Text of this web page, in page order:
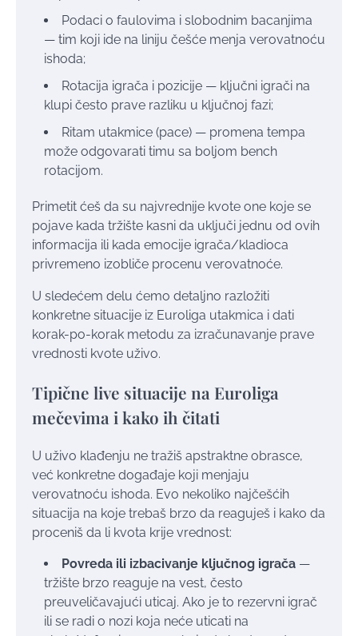
Podaci o faulovima i slobodnim bacanjima
— tim koji ide na liniju češće menja verovatnoću
ishoda;
Rotacija igrača i pozicije — ključni igrači na
klupi često prave razliku u ključnoj fazi;
Ritam utakmice (pace) — promena tempa
može odgovarati timu sa boljom bench
rotacijom.
Primetit ćeš da su najvrednije kvote one koje se
pojave kada tržište kasni da uključi jednu od ovih
informacija ili kada emocije igrača/kladioca
privremeno izobliče procenu verovatnoće.
U sledećem delu ćemo detaljno razložiti
konkretne situacije iz Euroliga utakmica i dati
korak-po-korak metodu za izračunavanje prave
vrednosti kvote uživo.
Tipične live situacije na Euroliga
mečevima i kako ih čitati
U uživo klađenju ne tražiš apstraktne obrasce,
već konkretne događaje koji menjaju
verovatnoću ishoda. Evo nekoliko najčešćih
situacija na koje trebaš brzo da reaguješ i kako da
proceniš da li kvota krije vrednost:
Povreda ili izbacivanje ključnog igrača —
tržište brzo reaguje na vest, često
preuveličavajući uticaj. Ako je to rezervni igrač
ili se radi o nozi koja neće uticati na